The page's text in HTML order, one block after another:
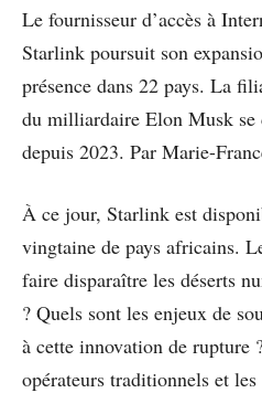
Le fournisseur d’accès à
Starlink poursuit son
présence dans 22 pays. La
du milliardaire Elon Musk
depuis 2023. Par Marie-
À ce jour, Starlink est
vingtaine de pays africains.
faire disparaître les déserts
? Quels sont les enjeux de
à cette innovation de rupture
opérateurs traditionnels et